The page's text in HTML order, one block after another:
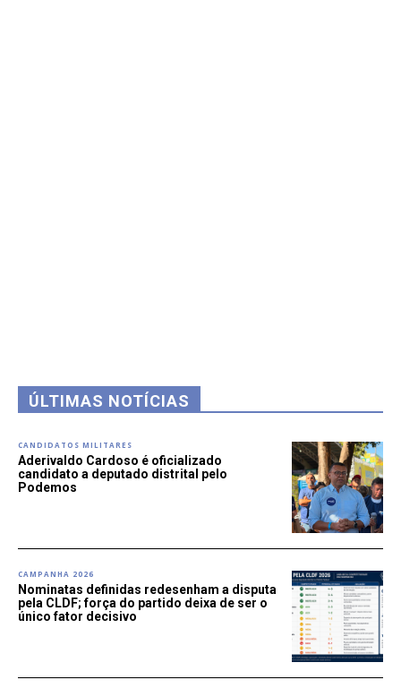
ÚLTIMAS NOTÍCIAS
CANDIDATOS MILITARES
Aderivaldo Cardoso é oficializado
candidato a deputado distrital pelo
Podemos
CAMPANHA 2026
Nominatas definidas redesenham a disputa
pela CLDF; força do partido deixa de ser o
único fator decisivo